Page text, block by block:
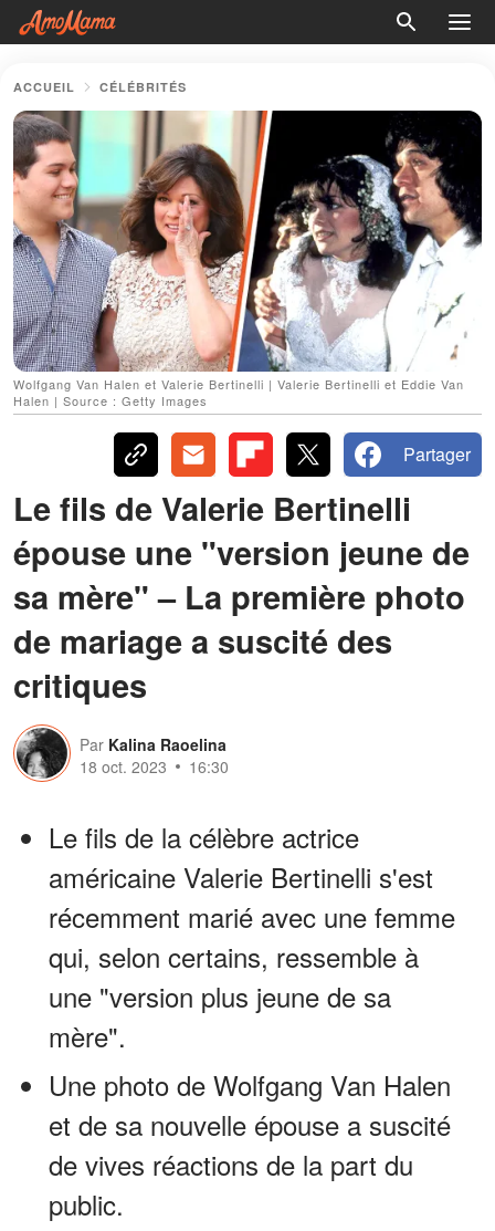
ACCUEIL CÉLÉBRITÉS
Wolfgang Van Halen et Valerie Bertinelli | Valerie Bertinelli et Eddie Van
Halen | Source : Getty Images
Partager
Le fils de Valerie Bertinelli
épouse une "version jeune de
sa mère" – La première photo
de mariage a suscité des
critiques
Par Kalina Raoelina
18 oct. 2023
16:30
Le fils de la célèbre actrice
américaine Valerie Bertinelli s'est
récemment marié avec une femme
qui, selon certains, ressemble à
une "version plus jeune de sa
mère".
Une photo de Wolfgang Van Halen
et de sa nouvelle épouse a suscité
de vives réactions de la part du
public.